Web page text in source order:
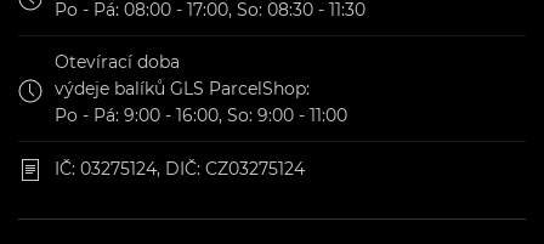
Po - Pá: 08:00 - 17:00, So: 08:30 - 11:30
Otevírací doba
výdeje balíků GLS ParcelShop:
Po - Pá: 9:00 - 16:00, So: 9:00 - 11:00
IČ: 03275124, DIČ: CZ03275124